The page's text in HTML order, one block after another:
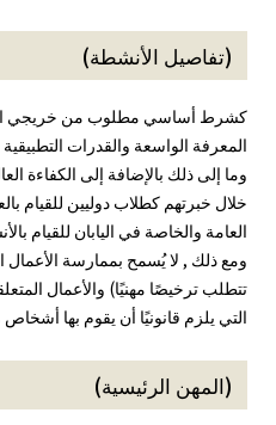
(تفاصيل الأنشطة)
كشرط أساسي مطلوب من خريجي
المعرفة الواسعة والقدرات
وما إلى ذلك بالإضافة إلى الكفاءة
خلال خبرتهم كطلاب دوليين للقيام
العامة والخاصة في اليابان للقيام
ومع ذلك , لا يُسمح بممارسة الأعمال
تتطلب ترخيصًا مهنيًا) والأعمال
التي يلزم قانونيًا أن يقوم بها
(المهن الرئيسية)